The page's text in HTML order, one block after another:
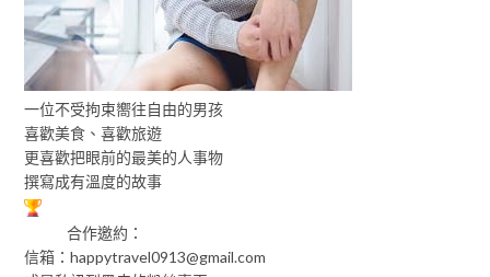
一位不受拘束嚮往自由的男孩
喜歡美食、喜歡旅遊
更喜歡把眼前的最美的人事物
撰寫成有溫度的故事
合作邀約：
信箱：happytravel0913@gmail.com